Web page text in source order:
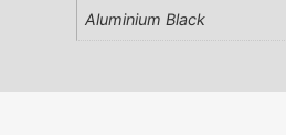
Aluminium Black